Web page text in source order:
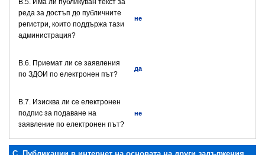
В.5. Има ли публикуван текст за
реда за достъп до публичните
регистри, които поддържа тази
администрация?
не
В.6. Приемат ли се заявления
по ЗДОИ по електронен път?
да
В.7. Изисква ли се електронен
подпис за подаване на
заявление по електронен път?
не